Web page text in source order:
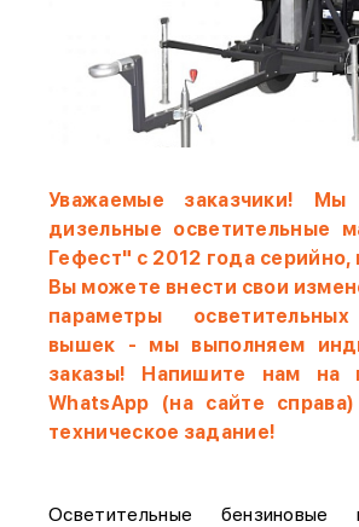
Уважаемые заказчики! Мы
дизельные осветительные
Гефест" с 2012 года серийно,
Вы можете внести свои
параметры
вышек - мы выполняем
заказы! Напишите нам на
WhatsApp (на сайте
техническое задание!
Осветительные бензиновые